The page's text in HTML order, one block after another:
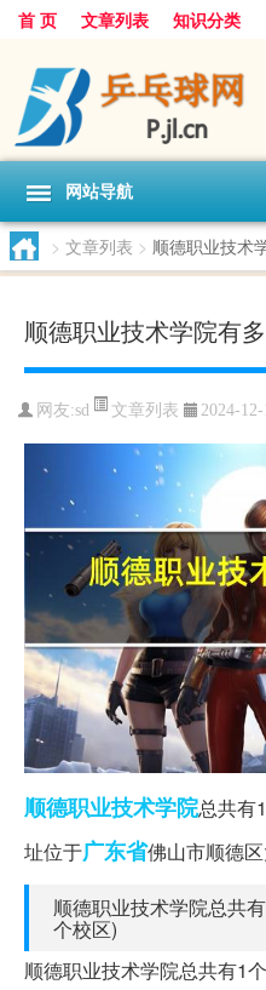
首 页 文章列表 知识分类
网站导航
> 文章列表 > 顺德职业技术
顺德职业技术学院有
网友:sd 文章列表 2024-
顺德职业技术学院总共有
址位于广东省佛山市顺德区
顺德职业技术学院总共
个校区)
顺德职业技术学院总共有1